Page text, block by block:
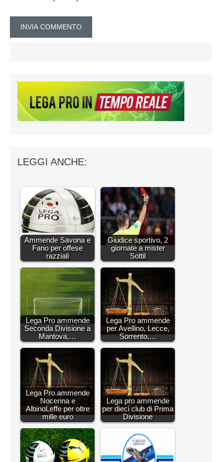
LEGGI ANCHE:
Ammende Savona e
Fano per offese
razziali
Giudice sportivo, 2
giornate a mister
Sottil
Lega Pro ammende
Seconda Divisione a
Mantova,…
Lega Pro ammende
per Avellino, Lecce,
Sorrento,…
Lega Pro ammende
Nocerina e
AlbinoLeffe per oltre
mille euro
Lega pro ammende
per dieci club di Prima
Divisione